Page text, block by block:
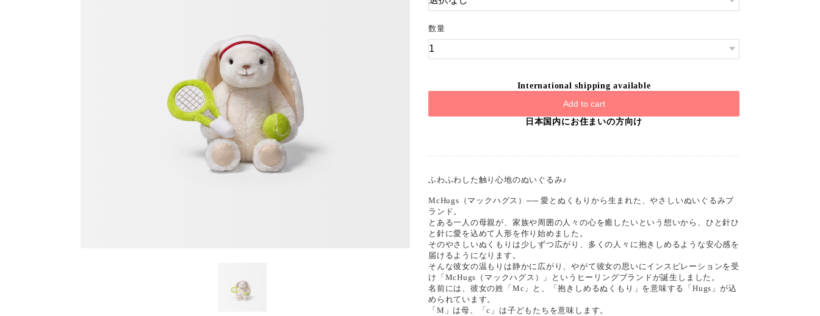
数量
International shipping available
Add to cart
日本国内にお住まいの方向け
ふわふわした触り心地のぬいぐるみ♪
McHugs（マックハグス）── 愛とぬくもりから生まれた、やさしいぬいぐるみブ
ランド。
とある一人の母親が、家族や周囲の人々の心を癒したいという想いから、ひと針ひ
と針に愛を込めて人形を作り始めました。
そのやさしいぬくもりは少しずつ広がり、多くの人々に抱きしめるような安心感を
届けるようになります。
そんな彼女の温もりは静かに広がり、やがて彼女の思いにインスピレーションを受
け「McHugs（マックハグス）」というヒーリングブランドが誕生しました。
名前には、彼女の姓「Mc」と、「抱きしめるぬくもり」を意味する「Hugs」が込
められています。
「M」は母、「c」は子どもたちを意味します。